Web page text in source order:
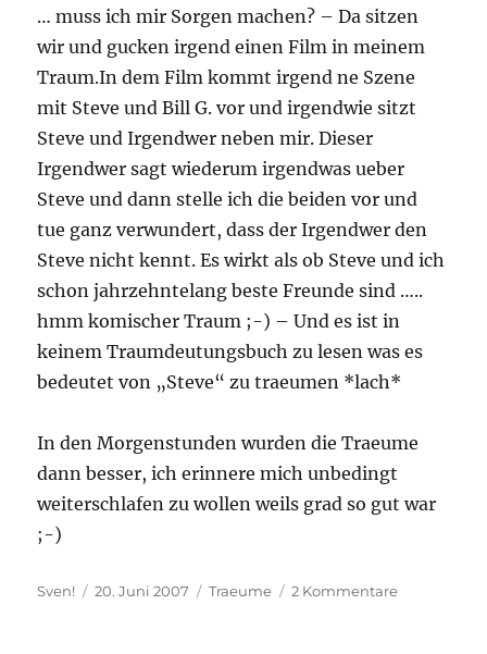
nich
aufm
Boat!
… muss ich mir Sorgen machen? – Da sitzen
wir und gucken irgend einen Film in meinem
Traum.In dem Film kommt irgend ne Szene
mit Steve und Bill G. vor und irgendwie sitzt
Steve und Irgendwer neben mir. Dieser
Irgendwer sagt wiederum irgendwas ueber
Steve und dann stelle ich die beiden vor und
tue ganz verwundert, dass der Irgendwer den
Steve nicht kennt. Es wirkt als ob Steve und ich
schon jahrzehntelang beste Freunde sind …..
hmm komischer Traum ;-) – Und es ist in
keinem Traumdeutungsbuch zu lesen was es
bedeutet von „Steve“ zu traeumen *lach*
In den Morgenstunden wurden die Traeume
dann besser, ich erinnere mich unbedingt
weiterschlafen zu wollen weils grad so gut war
;-)
Autor
Sven!
Veröffentlicht
20. Juni 2007 Kategorien
Traeume 2 Kommentarezu